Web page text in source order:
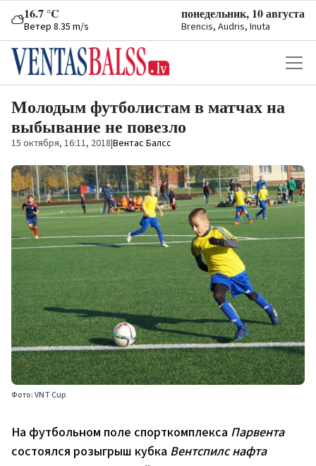
16.7 °C
Ветер 8.35 m/s
понедельник, 10 августа
Brencis, Audris, Inuta
Молодым футболистам в матчах на
выбывание не повезло
15 октября, 16:11, 2018|Вентас Балсс
Фото: VNT Cup
На футбольном поле спорткомплекса Парвента
состоялся розыгрыш кубка Вентспилс нафта